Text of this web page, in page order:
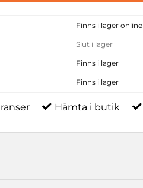
Finns i lager online
Slut i lager
Finns i lager
Finns i lager
Hämta i butik